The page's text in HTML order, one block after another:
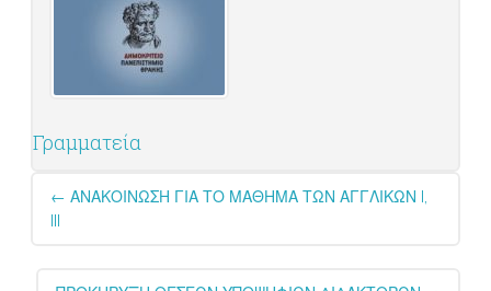
Γραμματεία
Post
navigation
← ΑΝΑΚΟΙΝΩΣΗ ΓΙΑ ΤΟ ΜΑΘΗΜΑ ΤΩΝ ΑΓΓΛΙΚΩΝ I,